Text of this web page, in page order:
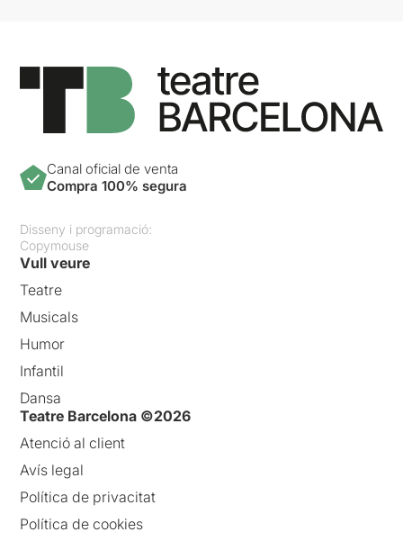
Canal oficial de venta
Compra 100% segura
Disseny i programació:
Copymouse
Vull veure
Teatre
Musicals
Humor
Infantil
Dansa
Teatre Barcelona ©2026
Atenció al client
Avís legal
Política de privacitat
Política de cookies